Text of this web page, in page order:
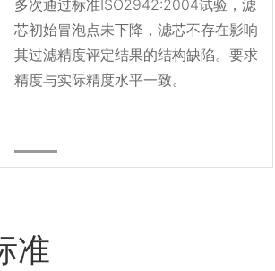
多次通过标准ISO2942:2004试验，滤
芯初始冒泡点未下降，滤芯不存在影响
其过滤精度评定结果的结构缺陷。要求
精度与实际精度水平一致。
准